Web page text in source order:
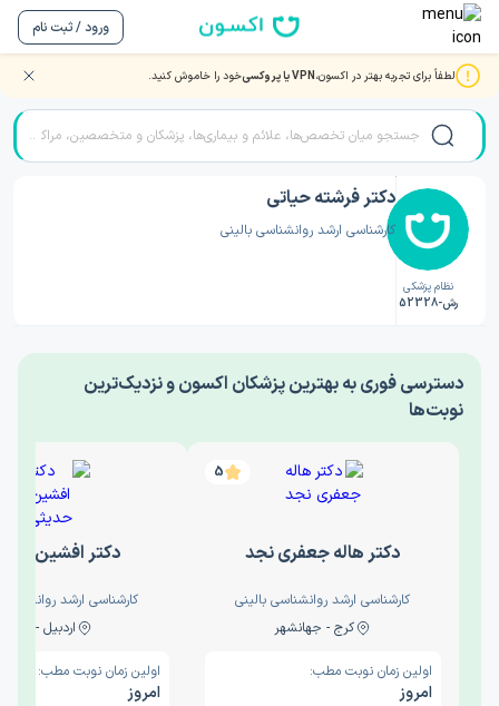
ورود / ثبت نام
لطفاً برای تجربه بهتر در اکسون،VPN یا پروکسی خود را خاموش کنید. صفحه اصلی/دکتر روانشناسی/دکتر فرشته حیاتی
نظام پزشکی
رش-52328
دکتر فرشته حیاتی
کارشناسی ارشد روانشناسی بالینی
‎دسترسی فوری به بهترین پزشکان اکسون و نزدیک‌ترین
نوبت‌ها
5
دکتر هاله جعفری نجد
کارشناسی ارشد روانشناسی بالینی
کرج - جهانشهر
اولین زمان نوبت مطب:
امروز
دکتر افشین
کارشناسی ارشد
اردبیل - والی
اولین زمان نوبت مطب:
امروز